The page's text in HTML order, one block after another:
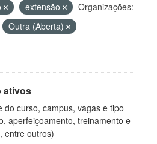
extensão
Organizações:
Outra (Aberta)
ativos
do curso, campus, vagas e tipo
aperfeiçoamento, treinamento e
entre outros)